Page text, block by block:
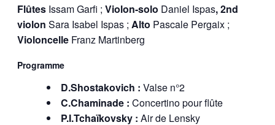
Flûtes Issam Garfi ; Violon-solo Daniel Ispas, 2nd
violon Sara Isabel Ispas ; Alto Pascale Pergaix ;
Violoncelle Franz Martinberg
Programme
D.Shostakovich : Valse n°2
C.Chaminade : Concertino pour flûte
P.I.Tchaïkovsky : Air de Lensky